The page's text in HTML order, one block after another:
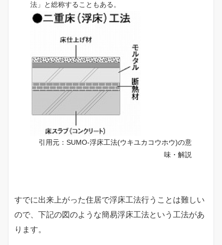
法」と総称することもある。
引用元：SUMO-浮床工法(ウキユカコウホウ)の意
味・解説
すでに出来上がった住居で浮床工法行うことは難しい
ので、下記の図のような簡易浮床工法という工法があ
ります。